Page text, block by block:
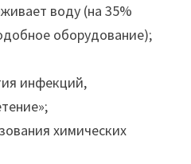
воду (на 35%
оборудование);
инфекций,
химических